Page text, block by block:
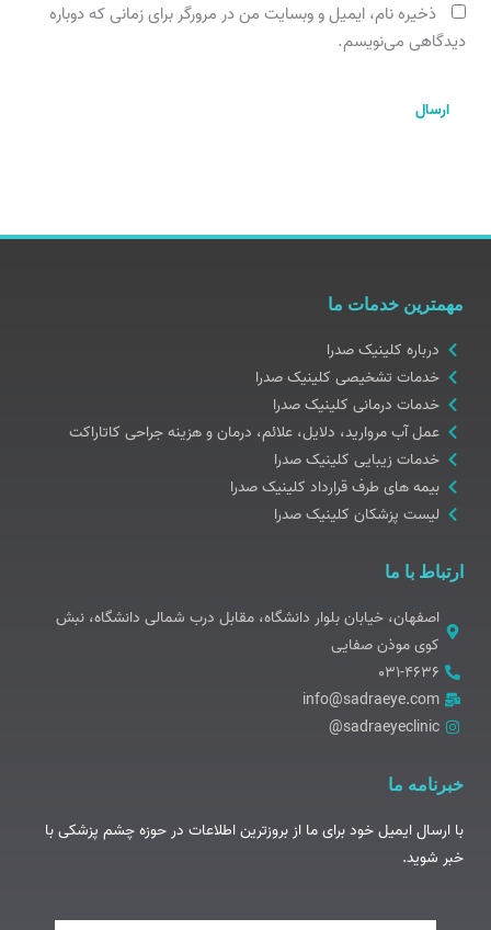
ذخیره نام، ایمیل و وبسایت من در مرورگر برای زمانی که دوباره
دیدگاهی می‌نویسم.
مهمترین خدمات ما
درباره کلینیک صدرا
خدمات تشخیصی کلینیک صدرا
خدمات درمانی کلینیک صدرا
عمل آب مروارید، دلایل، علائم، درمان و هزینه جراحی کاتاراکت
خدمات زیبایی کلینیک صدرا
بیمه های طرف قرارداد کلینیک صدرا
لیست پزشکان کلینیک صدرا
ارتباط با ما
اصفهان، خیابان بلوار دانشگاه، مقابل درب شمالی دانشگاه، نبش
کوی موذن صفایی
۰۳۱-۴۶۳۶
info@sadraeye.com
sadraeyeclinic@
خبرنامه ما
با ارسال ایمیل خود برای ما از بروزترین اطلاعات در حوزه چشم پزشکی با
خبر شوید.